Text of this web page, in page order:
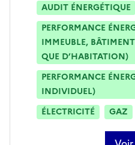
AUDIT ÉNERGÉTIQUE
PERFORMANCE
IMMEUBLE,
QUE D’HABITATION)
PERFORMANCE
INDIVIDUEL)
ÉLECTRICITÉ
GAZ